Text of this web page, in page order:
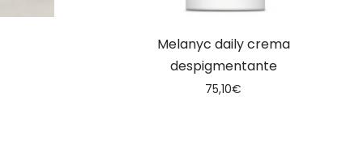
Melanyc daily crema
despigmentante
75,10€